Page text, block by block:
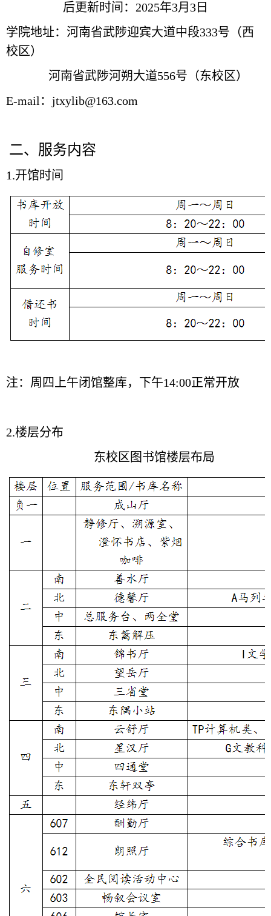
后更新时间：2025年3月3日
学院地址：河南省武陟迎宾大道中段333号（西
校区）
河南省武陟河朔大道556号（东校区）
E-mail：jtxylib@163.com
二、服务内容
1.开馆时间
注：周四上午闭馆整库，下午14:00正常开放
2.楼层分布
东校区图书馆楼层布局